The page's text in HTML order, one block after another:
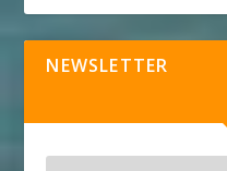
NEWSLETTER